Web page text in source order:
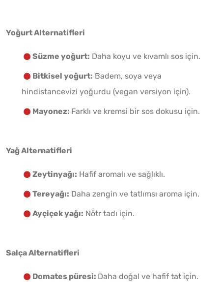
Yoğurt Alternatifleri
Süzme yoğurt: Daha koyu ve kıvamlı sos için.
Bitkisel yoğurt: Badem, soya veya
hindistancevizi yoğurdu (vegan versiyon için).
Mayonez: Farklı ve kremsi bir sos dokusu için.
Yağ Alternatifleri
Zeytinyağı: Hafif aromalı ve sağlıklı.
Tereyağı: Daha zengin ve tatlımsı aroma için.
Ayçiçek yağı: Nötr tadı için.
Salça Alternatifleri
Domates püresi: Daha doğal ve hafif tat için.